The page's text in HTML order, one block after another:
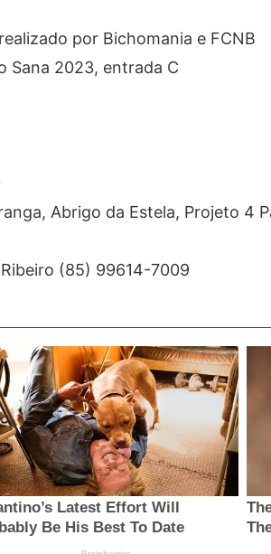
por Bichomania e FCNB
Sana 2023, entrada C
Abrigo da Estela, Projeto 4
(85) 99614-7009